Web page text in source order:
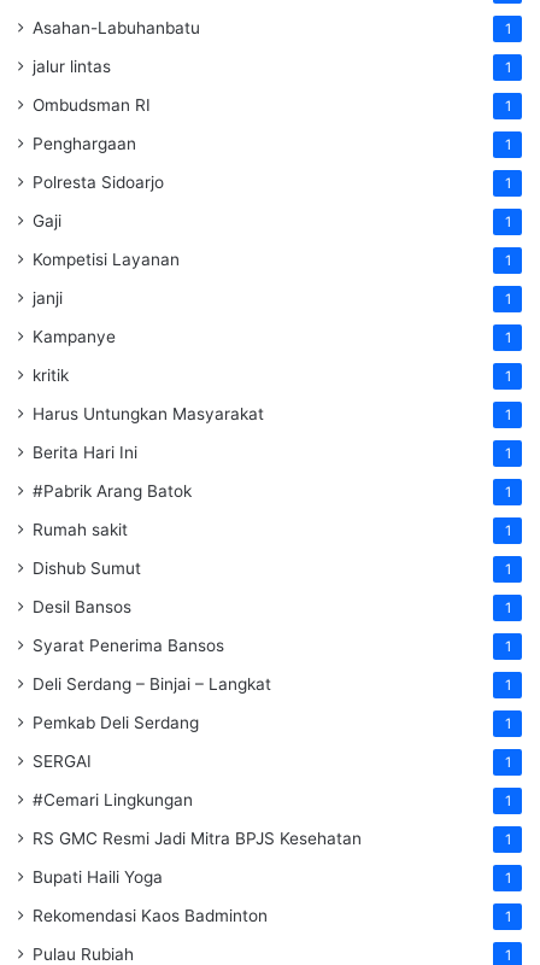
Asahan-Labuhanbatu 1
jalur lintas 1
Ombudsman RI 1
Penghargaan 1
Polresta Sidoarjo 1
Gaji 1
Kompetisi Layanan 1
janji 1
Kampanye 1
kritik 1
Harus Untungkan Masyarakat 1
Berita Hari Ini 1
#Pabrik Arang Batok 1
Rumah sakit 1
Dishub Sumut 1
Desil Bansos 1
Syarat Penerima Bansos 1
Deli Serdang – Binjai – Langkat 1
Pemkab Deli Serdang 1
SERGAI 1
#Cemari Lingkungan 1
RS GMC Resmi Jadi Mitra BPJS Kesehatan 1
Bupati Haili Yoga 1
Rekomendasi Kaos Badminton 1
Pulau Rubiah 1